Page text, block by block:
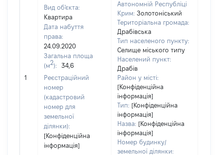
1
Вид об'єкта:
Квартира
Дата набуття
права:
24.09.2020
Загальна площа
(м2):
34,6
Реєстраційний
номер
(кадастровий
номер для
земельної
ділянки):
[Конфіденційна
інформація]
Автономній Республіці
Крим: Золотоніський
Територіальна громада:
Драбівська
Тип населеного пункту:
Селище міського типу
Населений пункт:
Драбів
Район у місті:
[Конфіденційна
інформація]
Тип: [Конфіденційна
інформація]
Назва: [Конфіденційна
інформація]
Номер будинку/
земельної ділянки: